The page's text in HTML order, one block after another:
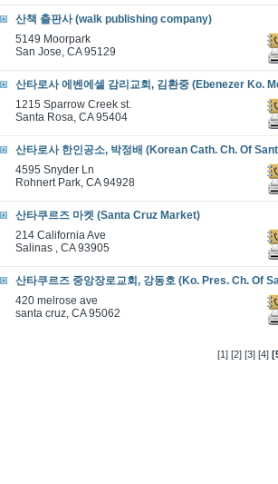
산책 출판사 (walk publishing company)
5149 Moorpark
San Jose, CA 95129
산타로사 에벤에셀 감리교회, 김환중 (Ebenezer Ko.
1215 Sparrow Creek st.
Santa Rosa, CA 95404
산타로사 한인공소, 박정배 (Korean Cath. Ch. Of
4595 Snyder Ln
Rohnert Park, CA 94928
산타쿠르즈 마켓 (Santa Cruz Market)
214 California Ave
Salinas , CA 93905
산타쿠르즈 중앙장로교회, 강동호 (Ko. Pres. Ch. Of
420 melrose ave
santa cruz, CA 95062
[1] [2] [3] [4]